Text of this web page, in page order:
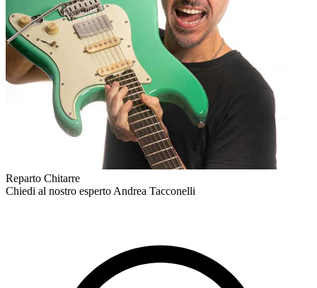
Reparto Chitarre
Chiedi al nostro espertoAndrea Tacconelli